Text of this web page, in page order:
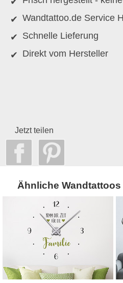
Wandtattoo.de Service
Schnelle Lieferung
Direkt vom Hersteller
Jetzt teilen
Ähnliche